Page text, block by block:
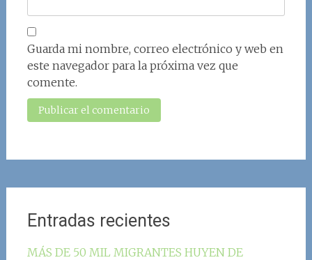
Guarda mi nombre, correo electrónico y web en
este navegador para la próxima vez que
comente.
Entradas recientes
MÁS DE 50 MIL MIGRANTES HUYEN DE